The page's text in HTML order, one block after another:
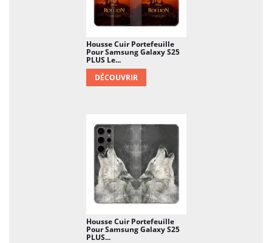
Housse Cuir Portefeuille
Pour Samsung Galaxy S25
PLUS Le...
DÉCOUVRIR
Housse Cuir Portefeuille
Pour Samsung Galaxy S25
PLUS...